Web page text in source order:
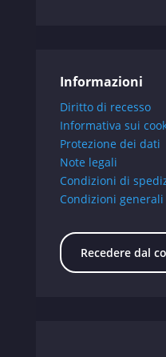
Informazioni
Diritto di recesso
Informativa sui
Protezione dei dati
Note legali
Condizioni di
Condizioni
Recedere dal